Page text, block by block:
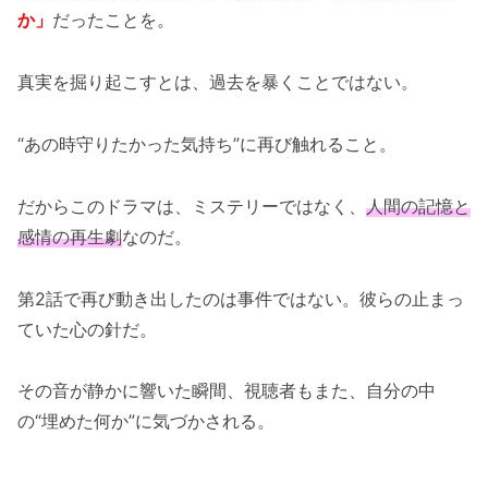
か」 だったことを。
真実を掘り起こすとは、過去を暴くことではない。
“あの時守りたかった気持ち”に再び触れること。
だからこのドラマは、ミステリーではなく、 人間の記憶と
感情の再生劇なのだ。
第2話で再び動き出したのは事件ではない。彼らの止まっ
ていた心の針だ。
その音が静かに響いた瞬間、視聴者もまた、自分の中
の“埋めた何か”に気づかされる。